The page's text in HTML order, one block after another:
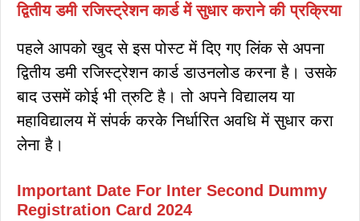
द्वितीय डमी रजिस्ट्रेशन कार्ड में सुधार कराने की प्रक्रिया
पहले आपको खुद से इस पोस्ट में दिए गए लिंक से अपना
द्वितीय डमी रजिस्ट्रेशन कार्ड डाउनलोड करना है। उसके
बाद उसमें कोई भी त्रुटि है। तो अपने विद्यालय या
महाविद्यालय में संपर्क करके निर्धारित अवधि में सुधार करा
लेना है।
Important Date For Inter Second Dummy
Registration Card 2024